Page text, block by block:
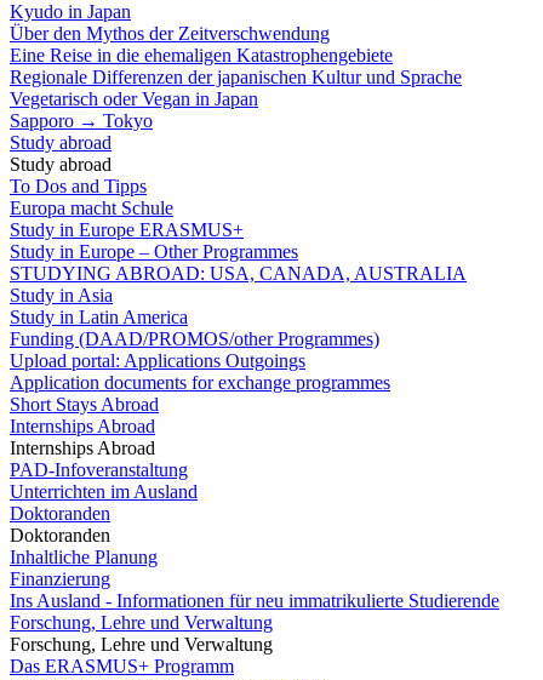
Kyudo in Japan
Über den Mythos der Zeitverschwendung
Eine Reise in die ehemaligen Katastrophengebiete
Regionale Differenzen der japanischen Kultur und Sprache
Vegetarisch oder Vegan in Japan
Sapporo → Tokyo
Study abroad
Study abroad
To Dos and Tipps
Europa macht Schule
Study in Europe ERASMUS+
Study in Europe – Other Programmes
STUDYING ABROAD: USA, CANADA, AUSTRALIA
Study in Asia
Study in Latin America
Funding (DAAD/PROMOS/other Programmes)
Upload portal: Applications Outgoings
Application documents for exchange programmes
Short Stays Abroad
Internships Abroad
Internships Abroad
PAD-Infoveranstaltung
Unterrichten im Ausland
Doktoranden
Doktoranden
Inhaltliche Planung
Finanzierung
Ins Ausland - Informationen für neu immatrikulierte Studierende
Forschung, Lehre und Verwaltung
Forschung, Lehre und Verwaltung
Das ERASMUS+ Programm